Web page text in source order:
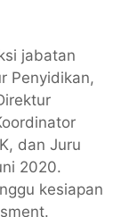
jabatan
Penyidikan,
dan Juru
2020.
kesiapan